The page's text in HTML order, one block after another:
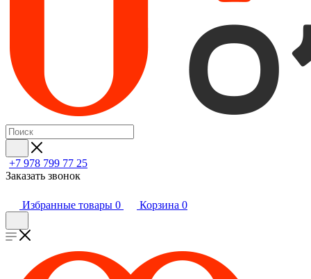
+7 978 799 77 25
Заказать звонок
Избранные товары 0 Корзина 0